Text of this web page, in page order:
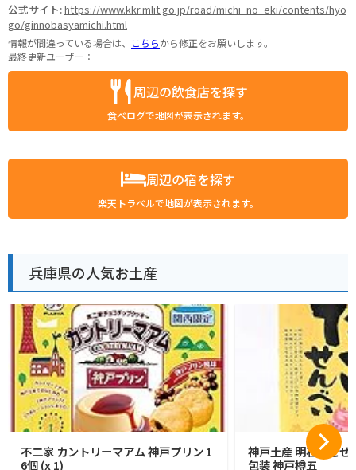
公式サイト:https://www.kkr.mlit.go.jp/road/michi_no_eki/contents/hyo
go/ginnobasyamichi.html
情報が間違っている場合は、 こちらから修正をお願いします。
最終更新ユーザー：
周辺の飲食店を探す
食べログで地図が表示されます。
周辺の宿を探す
楽天トラベルで地図が表示されます。
兵庫県の人気お土産
不二家 カントリーマアム 神戸プリン 1
6個 (x 1)
神戸土産 明石たこせ
包装 神戸樽五